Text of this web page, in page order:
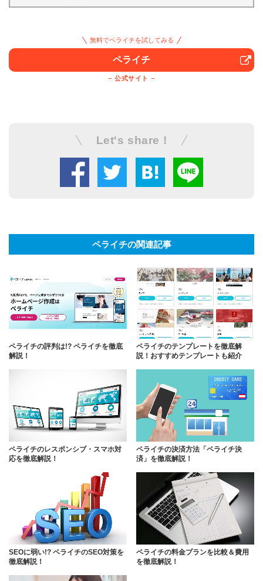
無料でペライチを試してみる
ペライチ
公式サイト
Let's share !
ペライチの関連記事
ペライチの評判は!? ペライチを徹底
解説！
ペライチのテンプレートを徹底解
説！おすすめテンプレートも紹介
ペライチのレスポンシブ・スマホ対
応を徹底解説！
ペライチの決済方法「ペライチ決
済」を徹底解説！
SEOに弱い!? ペライチのSEO対策を
徹底解説！
ペライチの料金プランを比較＆費用
を徹底解説！